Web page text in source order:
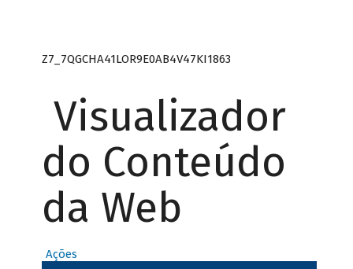
Z7_7QGCHA41LOR9E0AB4V47KI1863
Visualizador
do Conteúdo
da Web
Ações